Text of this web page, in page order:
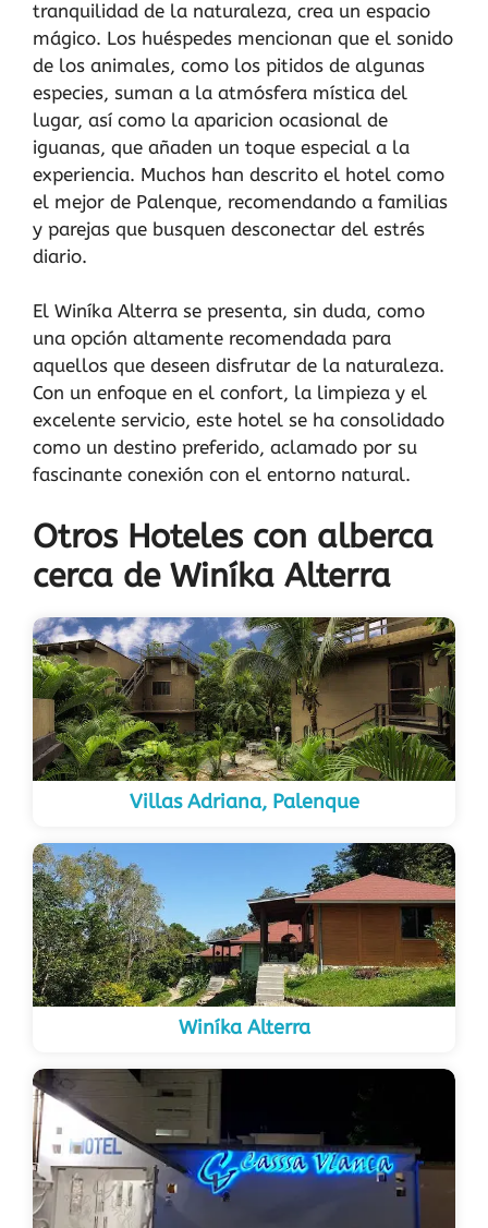
tranquilidad de la naturaleza, crea un espacio
mágico. Los huéspedes mencionan que el sonido
de los animales, como los pitidos de algunas
especies, suman a la atmósfera mística del
lugar, así como la aparicion ocasional de
iguanas, que añaden un toque especial a la
experiencia. Muchos han descrito el hotel como
el mejor de Palenque, recomendando a familias
y parejas que busquen desconectar del estrés
diario.
El Winíka Alterra se presenta, sin duda, como
una opción altamente recomendada para
aquellos que deseen disfrutar de la naturaleza.
Con un enfoque en el confort, la limpieza y el
excelente servicio, este hotel se ha consolidado
como un destino preferido, aclamado por su
fascinante conexión con el entorno natural.
Otros Hoteles con alberca
cerca de Winíka Alterra
Villas Adriana, Palenque
Winíka Alterra